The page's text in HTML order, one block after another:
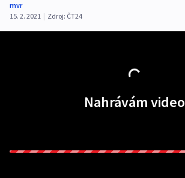
mvr
15. 2. 2021 | Zdroj: ČT24
Nahrávám video